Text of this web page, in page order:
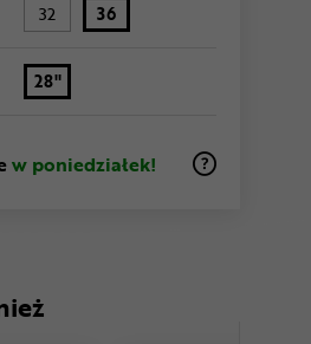
32 36
28"
w poniedziałek!